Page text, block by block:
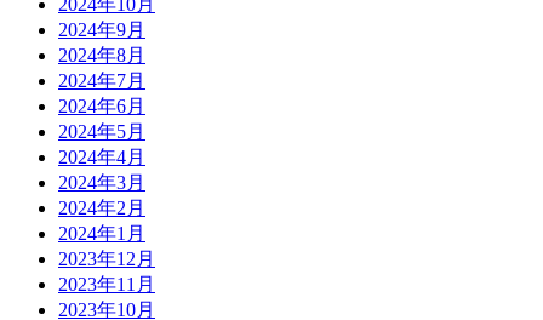
2024年10月
2024年9月
2024年8月
2024年7月
2024年6月
2024年5月
2024年4月
2024年3月
2024年2月
2024年1月
2023年12月
2023年11月
2023年10月